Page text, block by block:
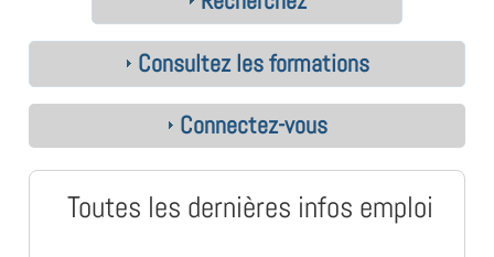
Consultez les formations
Connectez-vous
Toutes les dernières infos emploi